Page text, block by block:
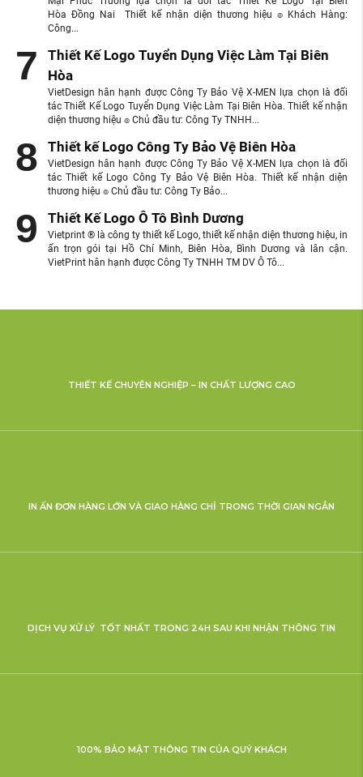
Hòa Đồng Nai Thiết kế nhận diện thương hiệu ๏ Khách Hàng:
Công...
Thiết Kế Logo Tuyển Dụng Việc Làm Tại Biên
Hòa
VietDesign hân hạnh được Công Ty Bảo Vệ X-MEN lựa chọn là đối
tác Thiết Kế Logo Tuyển Dụng Việc Làm Tại Biên Hòa. Thiết kế nhận
diện thương hiệu ๏ Chủ đầu tư: Công Ty TNHH...
Thiết kế Logo Công Ty Bảo Vệ Biên Hòa
VietDesign hân hạnh được Công Ty Bảo Vệ X-MEN lựa chọn là đối
tác Thiết kế Logo Công Ty Bảo Vệ Biên Hòa. Thiết kế nhận diện
thương hiệu ๏ Chủ đầu tư: Công Ty Bảo...
Thiết Kế Logo Ô Tô Bình Dương
Vietprint ® là công ty thiết kế Logo, thiết kế nhận diện thương hiệu, in
ấn trọn gói tại Hồ Chí Minh, Biên Hòa, Bình Dương và lân cận.
VietPrint hân hạnh được Công Ty TNHH TM DV Ô Tô...
THIẾT KẾ CHUYÊN NGHIỆP – IN CHẤT LƯỢNG CAO
IN ẤN ĐƠN HÀNG LỚN VÀ GIAO HÀNG CHỈ TRONG THỜI GIAN NGẮN
DỊCH VỤ XỬ LÝ TỐT NHẤT TRONG 24H SAU KHI NHẬN THÔNG TIN
100% BẢO MẬT THÔNG TIN CỦA QUÝ KHÁCH